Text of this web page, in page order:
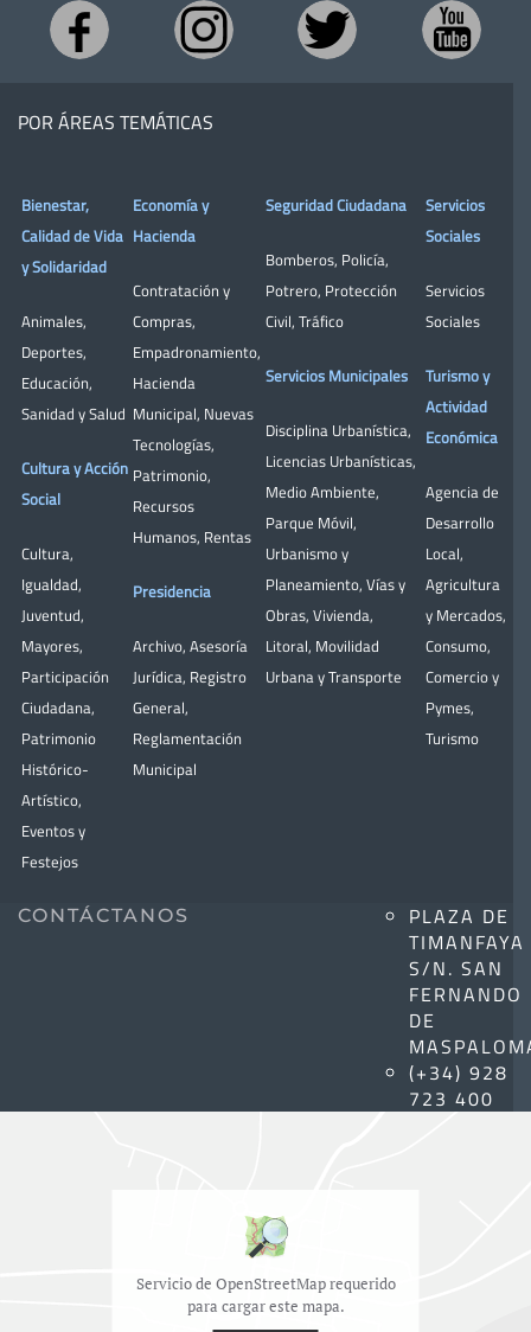
POR ÁREAS TEMÁTICAS
Bienestar,
Calidad de Vida
y Solidaridad
Animales,
Deportes,
Educación,
Sanidad y Salud
Cultura y Acción
Social
Cultura,
Igualdad,
Juventud,
Mayores,
Participación
Ciudadana,
Patrimonio
Histórico-
Artístico,
Eventos y
Festejos
Economía y
Hacienda
Contratación y
Compras,
Empadronamiento,
Hacienda
Municipal, Nuevas
Tecnologías,
Patrimonio,
Recursos
Humanos, Rentas
Presidencia
Archivo, Asesoría
Jurídica, Registro
General,
Reglamentación
Municipal
Seguridad Ciudadana
Bomberos, Policía,
Potrero, Protección
Civil, Tráfico
Servicios Municipales
Disciplina Urbanística,
Licencias Urbanísticas,
Medio Ambiente,
Parque Móvil,
Urbanismo y
Planeamiento, Vías y
Obras, Vivienda,
Litoral, Movilidad
Urbana y Transporte
Servicios
Sociales
Servicios
Sociales
Turismo y
Actividad
Económica
Agencia de
Desarrollo
Local,
Agricultura
y Mercados,
Consumo,
Comercio y
Pymes,
Turismo
CONTÁCTANOS
PLAZA DE
TIMANFAYA
S/N. SAN
FERNANDO
DE
(+34) 928
723 400
Servicio de OpenStreetMap requerido
para cargar este mapa.